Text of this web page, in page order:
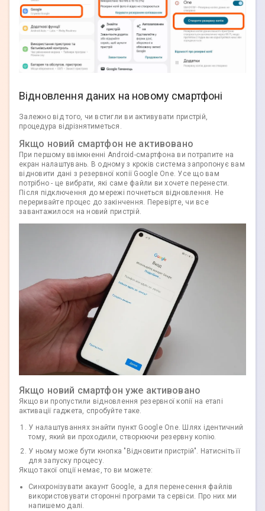
Відновлення даних на новому смартфоні
Залежно від того, чи встигли ви активувати пристрій,
процедура відрізнятиметься.
Якщо новий смартфон не активовано
При першому ввімкненні Android-смартфона ви потрапите на
екран налаштувань. В одному з кроків система запропонує вам
відновити дані з резервної копії Google One. Усе що вам
потрібно - це вибрати, які саме файли ви хочете перенести.
Після підключення до мережі почнеться відновлення. Не
переривайте процес до закінчення. Перевірте, чи все
завантажилося на новий пристрій.
Якщо новий смартфон уже активовано
Якщо ви пропустили відновлення резервної копії на етапі
активації гаджета, спробуйте таке.
У налаштуваннях знайти пункт Google One. Шлях ідентичний
тому, який ви проходили, створюючи резервну копію.
У ньому може бути кнопка "Відновити пристрій". Натисніть її
для запуску процесу.
Якщо такої опції немає, то ви можете:
Синхронізувати акаунт Google, а для перенесення файлів
використовувати сторонні програми та сервіси. Про них ми
напишемо далі.